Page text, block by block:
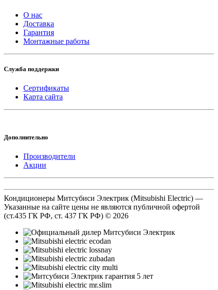
О нас
Доставка
Гарантия
Монтажные работы
Служба поддержки
Сертификаты
Карта сайта
Дополнительно
Производители
Акции
Кондиционеры Митсубиси Электрик (Mitsubishi Electric) —
Указанные на сайте цены не являются публичной офертой
(ст.435 ГК РФ, cт. 437 ГК РФ) © 2026